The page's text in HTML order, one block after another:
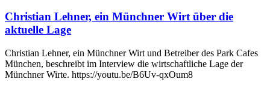
Christian Lehner, ein Münchner Wirt über die
aktuelle Lage
Christian Lehner, ein Münchner Wirt und Betreiber des Park Cafes
München, beschreibt im Interview die wirtschaftliche Lage der
Münchner Wirte. https://youtu.be/B6Uv-qxOum8